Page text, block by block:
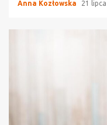
Anna Kozłowska 21